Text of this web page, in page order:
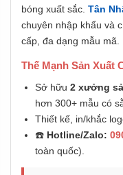
bóng xuất sắc. Tân
chuyên nhập khẩu và
cấp, đa dạng mẫu mã.
Thế Mạnh Sản Xuất
Sở hữu 2 xưởng
hơn 300+ mẫu có
Thiết kế, in/khắc
☎️ Hotline/Zalo:
toàn quốc).